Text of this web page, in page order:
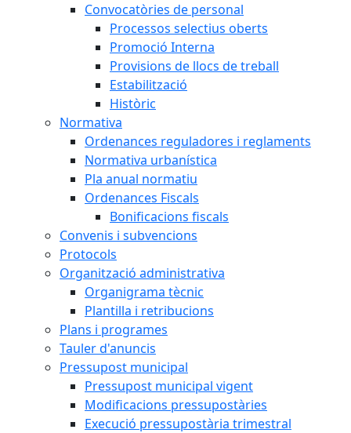
Convocatòries de personal
Processos selectius oberts
Promoció Interna
Provisions de llocs de treball
Estabilització
Històric
Normativa
Ordenances reguladores i reglaments
Normativa urbanística
Pla anual normatiu
Ordenances Fiscals
Bonificacions fiscals
Convenis i subvencions
Protocols
Organització administrativa
Organigrama tècnic
Plantilla i retribucions
Plans i programes
Tauler d'anuncis
Pressupost municipal
Pressupost municipal vigent
Modificacions pressupostàries
Execució pressupostària trimestral